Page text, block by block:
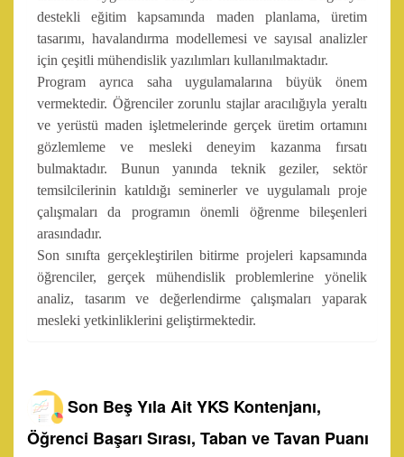
destekli eğitim kapsamında maden planlama, üretim
tasarımı, havalandırma modellemesi ve sayısal analizler
için çeşitli mühendislik yazılımları kullanılmaktadır.
Program ayrıca saha uygulamalarına büyük önem
vermektedir. Öğrenciler zorunlu stajlar aracılığıyla yeraltı
ve yerüstü maden işletmelerinde gerçek üretim ortamını
gözlemleme ve mesleki deneyim kazanma fırsatı
bulmaktadır. Bunun yanında teknik geziler, sektör
temsilcilerinin katıldığı seminerler ve uygulamalı proje
çalışmaları da programın önemli öğrenme bileşenleri
arasındadır.
Son sınıfta gerçekleştirilen bitirme projeleri kapsamında
öğrenciler, gerçek mühendislik problemlerine yönelik
analiz, tasarım ve değerlendirme çalışmaları yaparak
mesleki yetkinliklerini geliştirmektedir.
Son Beş Yıla Ait YKS Kontenjanı,
Öğrenci Başarı Sırası, Taban ve Tavan Puanı